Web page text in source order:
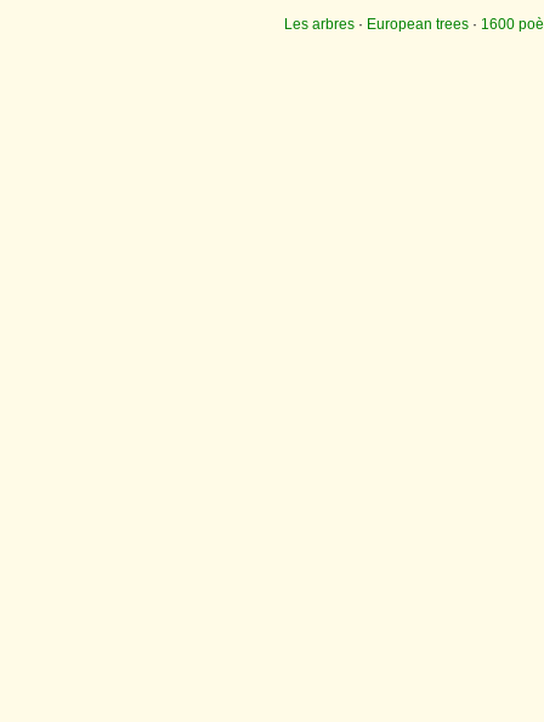
Les arbres· European trees· 1600